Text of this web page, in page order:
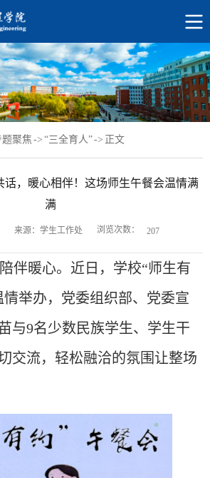
题聚焦 -> “三全育人”-> 正文
话，暖心相伴！这场师生午餐会温情满
满
来源：学生工作处 浏览次数： 207
伴暖心。 近日，学校“师生有
举办，党委组织部、党委宣
与9名少数民族学生、学生干
交流，轻松融洽的氛围让整场